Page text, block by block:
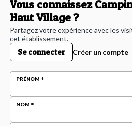
Vous connaissez
Haut Village ?
Partagez votre expérience avec les
cet établissement.
Se connecter Créer un compte
PRÉNOM
NOM